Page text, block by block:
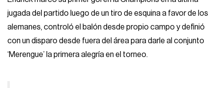
jugada del partido luego de un tiro de esquina a favor de los
alemanes, controló el balón desde propio campo y definió
con un disparo desde fuera del área para darle al conjunto
‘Merengue’ la primera alegría en el torneo.